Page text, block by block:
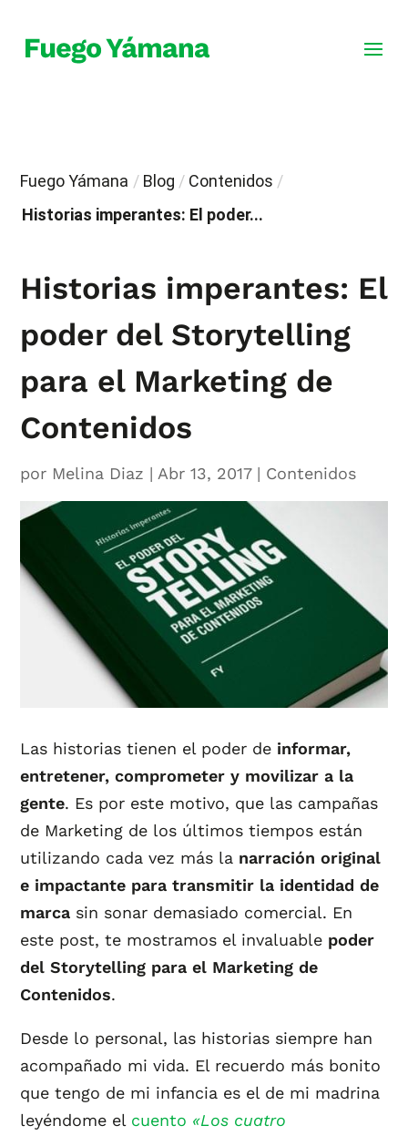
Fuego Yámana / Blog / Contenidos /
Historias imperantes: El poder...
Historias imperantes: El
poder del Storytelling
para el Marketing de
Contenidos
por Melina Diaz | Abr 13, 2017| Contenidos
Las historias tienen el poder de informar,
entretener, comprometer y movilizar a la
gente. Es por este motivo, que las campañas
de Marketing de los últimos tiempos están
utilizando cada vez más la narración original
e impactante para transmitir la identidad de
marca sin sonar demasiado comercial. En
este post, te mostramos el invaluable poder
del Storytelling para el Marketing de
Contenidos.
Desde lo personal, las historias siempre han
acompañado mi vida. El recuerdo más bonito
que tengo de mi infancia es el de mi madrina
leyéndome el cuento «Los cuatro